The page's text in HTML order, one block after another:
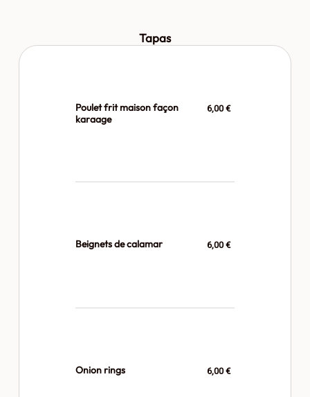
Tapas
Poulet frit maison façon
karaage
6,00 €
Beignets de calamar 6,00 €
Onion rings 6,00 €